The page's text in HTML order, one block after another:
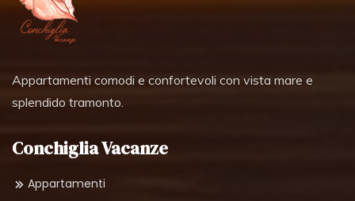
Appartamenti comodi e confortevoli con vista mare e
splendido tramonto.
Conchiglia Vacanze
Appartamenti